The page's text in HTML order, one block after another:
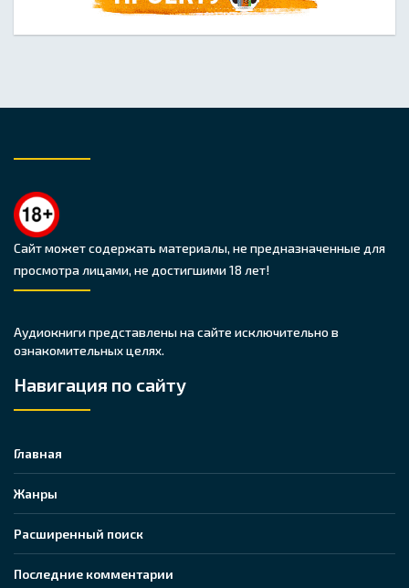
Сайт может содержать материалы, не предназначенные для
просмотра лицами, не достигшими 18 лет!
Аудиокниги представлены на сайте исключительно в
ознакомительных целях.
Навигация по сайту
Главная
Жанры
Расширенный поиск
Последние комментарии